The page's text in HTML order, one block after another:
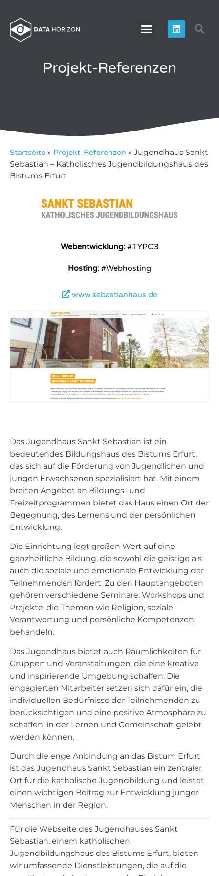
Projekt-Referenzen
Startseite » Projekt-Referenzen » Jugendhaus Sankt
Sebastian – Katholisches Jugendbildungshaus des
Bistums Erfurt
Webentwicklung: #TYPO3
Hosting: #Webhosting
www.sebastianhaus.de
Das Jugendhaus Sankt Sebastian ist ein
bedeutendes Bildungshaus des Bistums Erfurt,
das sich auf die Förderung von Jugendlichen und
jungen Erwachsenen spezialisiert hat. Mit einem
breiten Angebot an Bildungs- und
Freizeitprogrammen bietet das Haus einen Ort der
Begegnung, des Lernens und der persönlichen
Entwicklung.
Die Einrichtung legt großen Wert auf eine
ganzheitliche Bildung, die sowohl die geistige als
auch die soziale und emotionale Entwicklung der
Teilnehmenden fördert. Zu den Hauptangeboten
gehören verschiedene Seminare, Workshops und
Projekte, die Themen wie Religion, soziale
Verantwortung und persönliche Kompetenzen
behandeln.
Das Jugendhaus bietet auch Räumlichkeiten für
Gruppen und Veranstaltungen, die eine kreative
und inspirierende Umgebung schaffen. Die
engagierten Mitarbeiter setzen sich dafür ein, die
individuellen Bedürfnisse der Teilnehmenden zu
berücksichtigen und eine positive Atmosphäre zu
schaffen, in der Lernen und Gemeinschaft gelebt
werden können.
Durch die enge Anbindung an das Bistum Erfurt
ist das Jugendhaus Sankt Sebastian ein zentraler
Ort für die katholische Jugendbildung und leistet
einen wichtigen Beitrag zur Entwicklung junger
Menschen in der Region.
Für die Webseite des Jugendhauses Sankt
Sebastian, einem katholischen
Jugendbildungshaus des Bistums Erfurt, bieten
wir umfassende Dienstleistungen, die auf die